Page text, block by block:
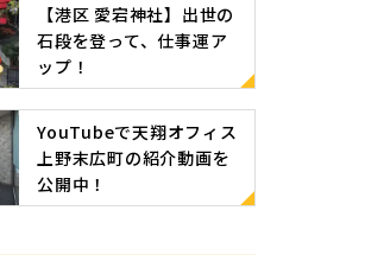
【港区 愛宕神社】出世の
石段を登って、仕事運ア
ップ！
YouTubeで天翔オフィス
上野末広町の紹介動画を
公開中！